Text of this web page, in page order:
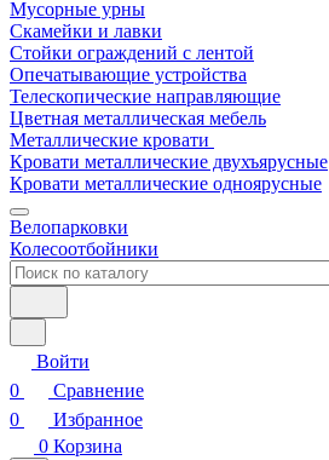
Мусорные урны
Скамейки и лавки
Стойки ограждений с лентой
Опечатывающие устройства
Телескопические направляющие
Цветная металлическая мебель
Металлические кровати
Кровати металлические двухъярусные
Кровати металлические одноярусные
Велопарковки
Колесоотбойники
Войти
0
Сравнение
0
Избранное
0 Корзина